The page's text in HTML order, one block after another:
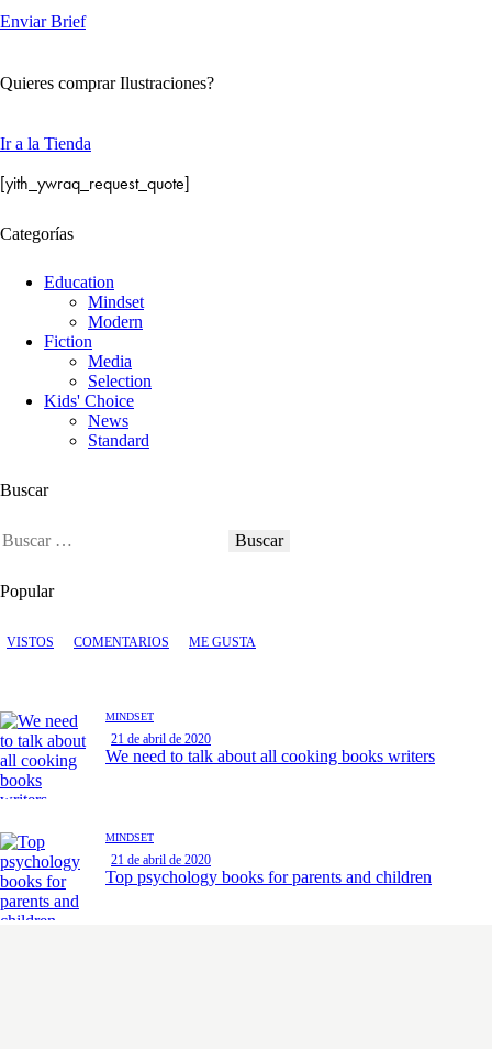
Enviar Brief
Quieres comprar Ilustraciones?
Ir a la Tienda
[yith_ywraq_request_quote]
Categorías
Education
Mindset
Modern
Fiction
Media
Selection
Kids' Choice
News
Standard
Buscar
Popular
VISTOS COMENTARIOS ME GUSTA
MINDSET
21 de abril de 2020
We need to talk about all cooking books writers
MINDSET
21 de abril de 2020
Top psychology books for parents and children